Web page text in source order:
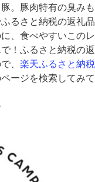
。豚肉特有の臭みも
るさと納税の返礼品
、食べやすいこのレ
！ふるさと納税の返
、 楽天ふるさと納税
ージを検索してみて